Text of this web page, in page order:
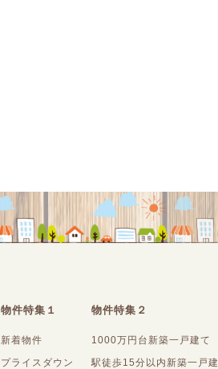
物件特集１
新着物件
プライスダウン
物件特集２
1000万円台新築一戸建て
駅徒歩15分以内新築一戸建